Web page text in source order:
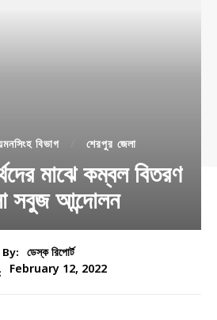
বিভাগ শেরপুর জেলা
মাঝে কম্বল বিতরণ
সবুজ আন্দোলন
By:
ডেস্ক রিপোর্ট
February 12, 2022